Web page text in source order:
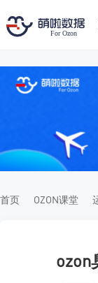
首页 OZON课堂
ozon